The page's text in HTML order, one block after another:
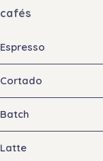
cafés
Espresso
Cortado
Batch
Latte